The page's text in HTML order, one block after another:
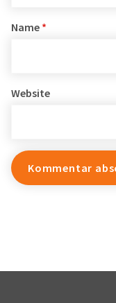
Name *
Website